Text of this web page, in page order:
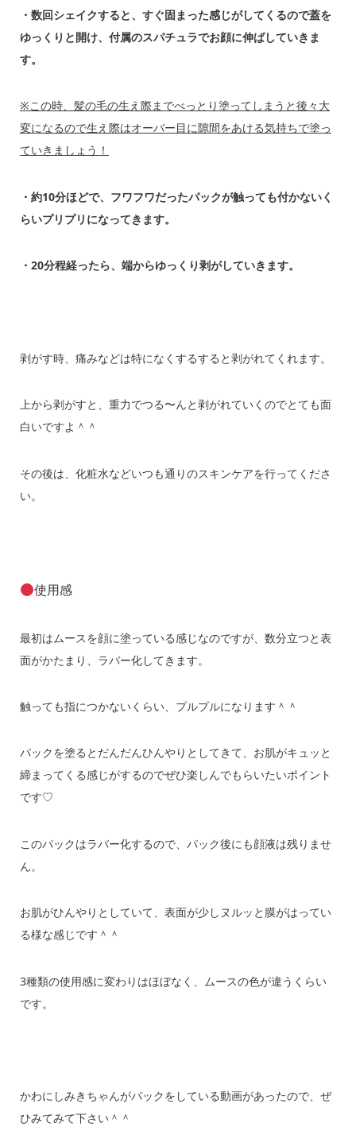
・数回シェイクすると、すぐ固まった感じがしてくるので蓋を
ゆっくりと開け、付属のスパチュラでお顔に伸ばしていきま
す。
※この時、髪の毛の生え際までべっとり塗ってしまうと後々大
変になるので生え際はオーバー目に隙間をあける気持ちで塗っ
ていきましょう！
・約10分ほどで、フワフワだったパックが触っても付かないく
らいプリプリになってきます。
・20分程経ったら、端からゆっくり剥がしていきます。
剥がす時、痛みなどは特になくするすると剥がれてくれます。
上から剥がすと、重力でつる〜んと剥がれていくのでとても面
白いですよ＾＾
その後は、化粧水などいつも通りのスキンケアを行ってくださ
い。
使用感
最初はムースを顔に塗っている感じなのですが、数分立つと表
面がかたまり、ラバー化してきます。
触っても指につかないくらい、プルプルになります＾＾
パックを塗るとだんだんひんやりとしてきて、お肌がキュッと
締まってくる感じがするのでぜひ楽しんでもらいたいポイント
です♡
このパックはラバー化するので、パック後にも顔液は残りませ
ん。
お肌がひんやりとしていて、表面が少しヌルッと膜がはってい
る様な感じです＾＾
3種類の使用感に変わりはほぼなく、ムースの色が違うくらい
です。
かわにしみきちゃんがパックをしている動画があったので、ぜ
ひみてみて下さい＾＾